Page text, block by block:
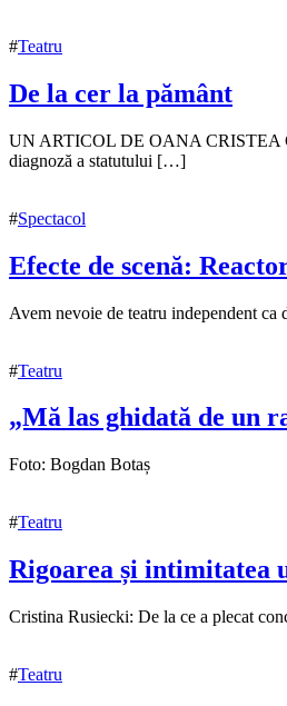
#Teatru
De la cer la pământ
7
noiembrie
2025
UN ARTICOL DE OANA CRISTEA
diagnoză a statutului […]
#Spectacol
Efecte de scenă:
23
octombrie
Avem nevoie de teatru independent
#Teatru
„Mă las ghidată de un
28
noiembrie
Foto: Bogdan Botaș
#Teatru
Rigoarea și intimitatea
28
noiembrie
Cristina Rusiecki: De la ce a plecat
#Teatru